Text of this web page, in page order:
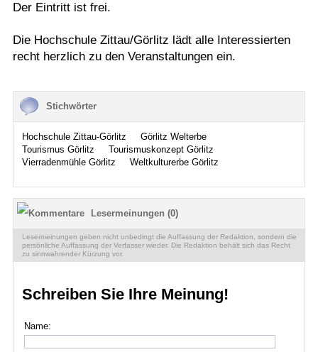
Der Eintritt ist frei.
Die Hochschule Zittau/Görlitz lädt alle Interessierten
recht herzlich zu den Veranstaltungen ein.
Stichwörter
Hochschule Zittau-Görlitz
Görlitz Welterbe
Tourismus Görlitz
Tourismuskonzept Görlitz
Vierradenmühle Görlitz
Weltkulturerbe Görlitz
Lesermeinungen (0)
Lesermeinungen geben nicht unbedingt die Auffassung der Redaktion, sondern die
persönliche Auffassung der Verfasser wieder. Die Redaktion behält sich das Recht
zu sinnwahrender Kürzung vor.
Schreiben Sie Ihre Meinung!
Name: